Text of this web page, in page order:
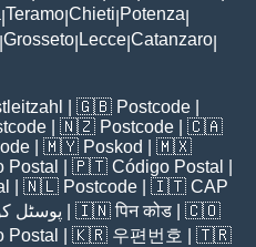
Teramo Chieti Potenza
Grosseto Lecce Catanzaro
| 🇬🇧 Postcode
| 🇳🇿 Postcode | 🇨🇦
| 🇲🇾 Poskod
| 🇲🇽
Postal | 🇵🇹 Código Postal
| 🇳🇱 Postcode | 🇮🇹 CAP
پوسٹل | 🇮🇳पिन कोड | 🇨🇴
Postal | 🇰🇷 우편번호 | 🇹🇷